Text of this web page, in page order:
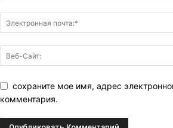
сохраните мое имя, адрес
комментария.